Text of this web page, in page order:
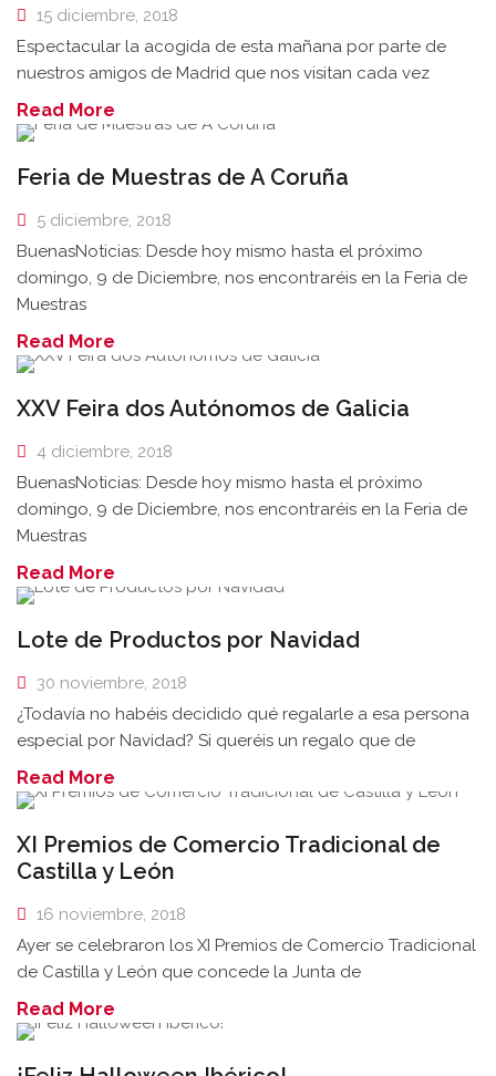
15 diciembre, 2018
Espectacular la acogida de esta mañana por parte de
nuestros amigos de Madrid que nos visitan cada vez
Read More
Feria de Muestras de A Coruña
5 diciembre, 2018
BuenasNoticias: Desde hoy mismo hasta el próximo
domingo, 9 de Diciembre, nos encontraréis en la Feria de
Muestras
Read More
XXV Feira dos Autónomos de Galicia
4 diciembre, 2018
BuenasNoticias: Desde hoy mismo hasta el próximo
domingo, 9 de Diciembre, nos encontraréis en la Feria de
Muestras
Read More
Lote de Productos por Navidad
30 noviembre, 2018
¿Todavía no habéis decidido qué regalarle a esa persona
especial por Navidad? Si queréis un regalo que de
Read More
XI Premios de Comercio Tradicional de
Castilla y León
16 noviembre, 2018
Ayer se celebraron los XI Premios de Comercio Tradicional
de Castilla y León que concede la Junta de
Read More